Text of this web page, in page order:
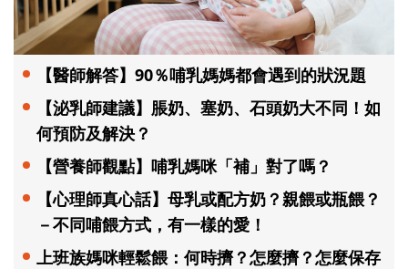
【醫師解答】90％哺乳媽媽都會遇到的狀況題
【泌乳師建議】脹奶、塞奶、石頭奶大不同！如
何預防及解決？
【營養師觀點】哺乳媽咪「補」對了嗎？
【心理師真心話】母乳或配方奶？親餵或瓶餵？
－不同哺餵方式，有一樣的愛！
上班族媽咪輕鬆餵：何時擠？怎麼擠？怎麼保存